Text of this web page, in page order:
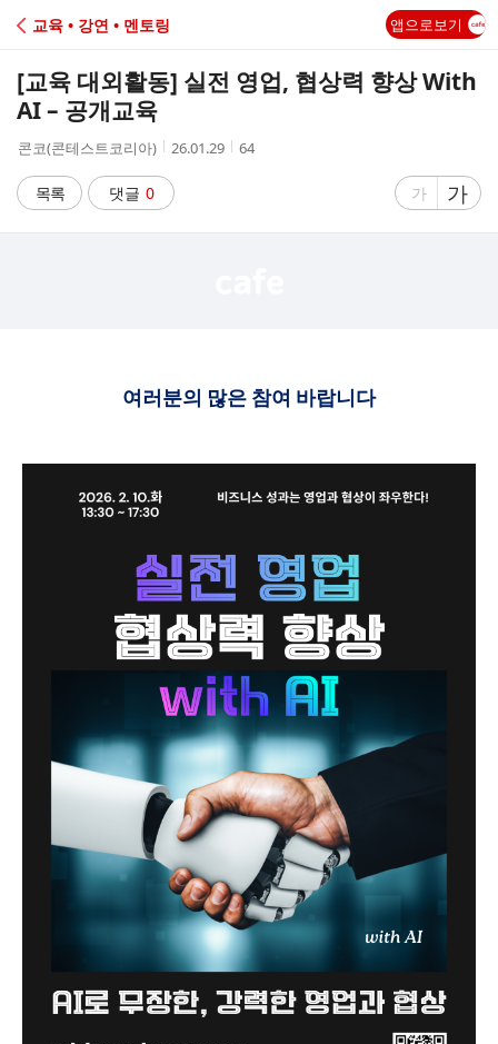
C
A
교육 • 강연 • 멘토링 앱으로보기
[교육 대외활동] 실전 영업, 협상력 향상 With
AI – 공개교육
작
자
콘코(콘테스트코리아)
작
시
간
26.01.29
조
64
목록 댓글 0
글
가
글
자
가
여러분의 많은 참여 바랍니다